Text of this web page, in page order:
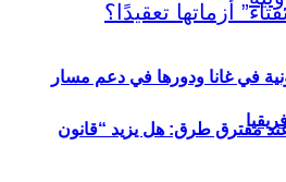
عند مفترق طرق: هل يزيد “قانون
في غانا ودورها في دعم مسار